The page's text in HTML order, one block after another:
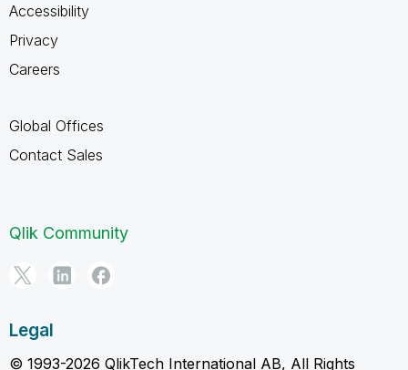
Accessibility
Privacy
Careers
Global Offices
Contact Sales
Qlik Community
Legal
© 1993-2026 QlikTech International AB, All Rights